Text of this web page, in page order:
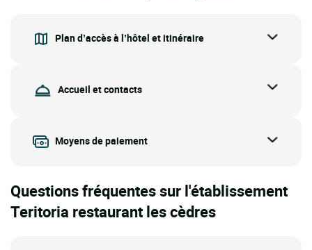
Plan d’accès à l’hôtel et itinéraire
Accueil et contacts
Moyens de paiement
Questions fréquentes sur l'établissement
Teritoria restaurant les cèdres